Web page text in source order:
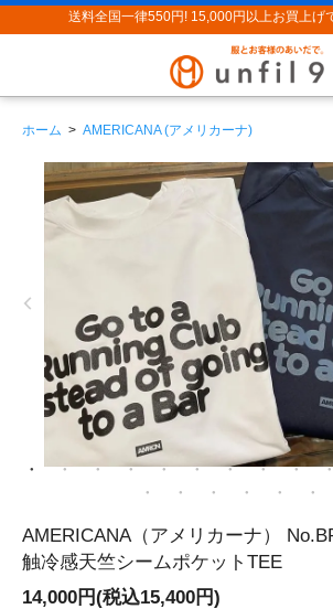
送料全国一律550円! 15,000円以上お買上
ホーム > AMERICANA (アメリカーナ)
AMERICANA（アメリカーナ）
触冷感天竺シームポケットTEE
14,000円(税込15,400円)